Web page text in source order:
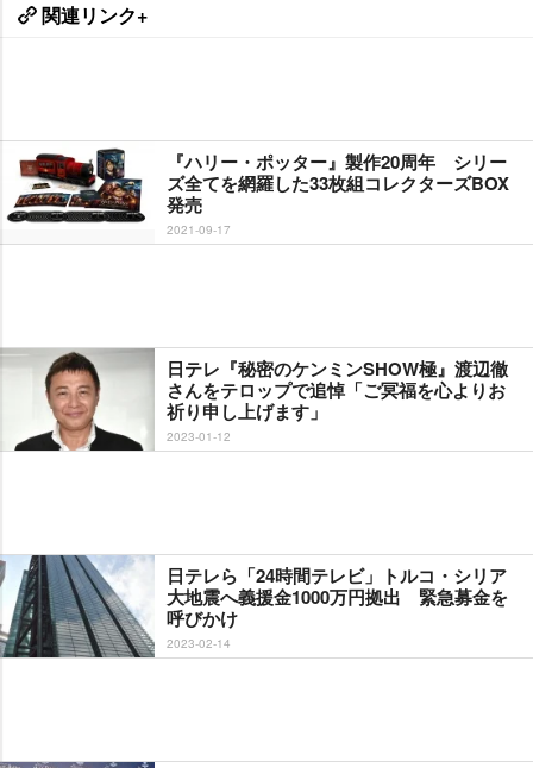
関連リンク+
『ハリー・ポッター』製作20周年 シリー
ズ全てを網羅した33枚組コレクターズBOX
発売
2021-09-17
日テレ『秘密のケンミンSHOW極』渡辺徹
さんをテロップで追悼「ご冥福を心よりお
祈り申し上げます」
2023-01-12
日テレら「24時間テレビ」トルコ・シリア
大地震へ義援金1000万円拠出 緊急募金を
呼びかけ
2023-02-14